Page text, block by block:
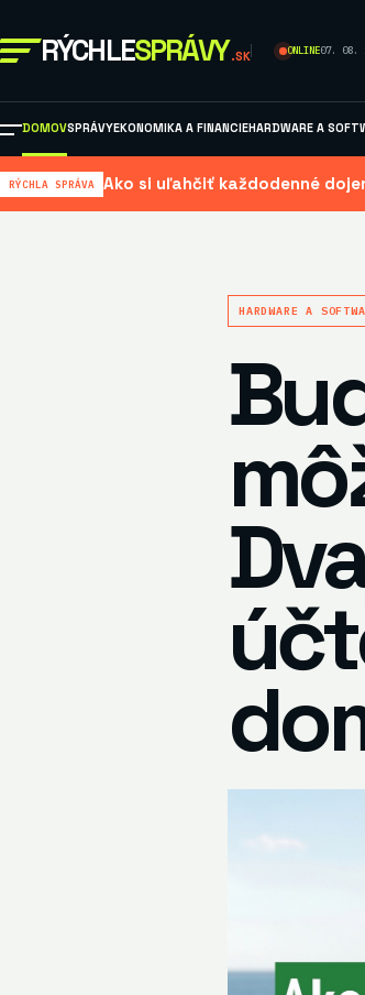
RÝCHLESPRÁVY .SK ONLINE07. 08.
DOMOVSPRÁVYEKONOMIKA A FINANCIEHARDWARE A
RÝCHLA SPRÁVA Ako si uľahčiť každodenné
HARDWARE A